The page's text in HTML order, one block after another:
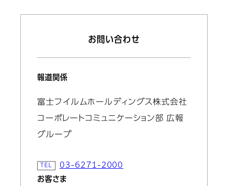
お問い合わせ
報道関係
富士フイルムホールディングス株式会社
コーポレートコミュニケーション部 広報
グループ
03-6271-2000
お客さま